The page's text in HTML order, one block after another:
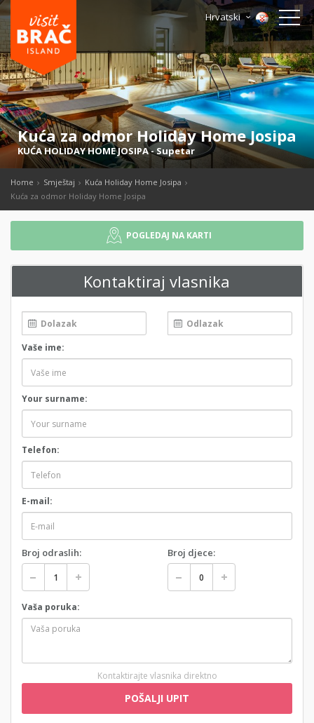
Hrvatski
Kuća za odmor Holiday Home Josipa
KUĆA HOLIDAY HOME JOSIPA-Supetar
Home Smještaj
Kuća Holiday Home Josipa
Kuća za odmor Holiday Home Josipa
POGLEDAJ NA KARTI
Kontaktiraj vlasnika
Vaše ime:
Your surname:
Telefon:
E-mail:
Broj odraslih: Broj djece:
Vaša poruka:
Kontaktirajte vlasnika direktno
POŠALJI UPIT